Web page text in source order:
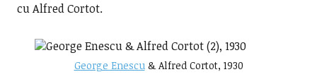
cu Alfred Cortot.
George Enescu& Alfred Cortot, 1930